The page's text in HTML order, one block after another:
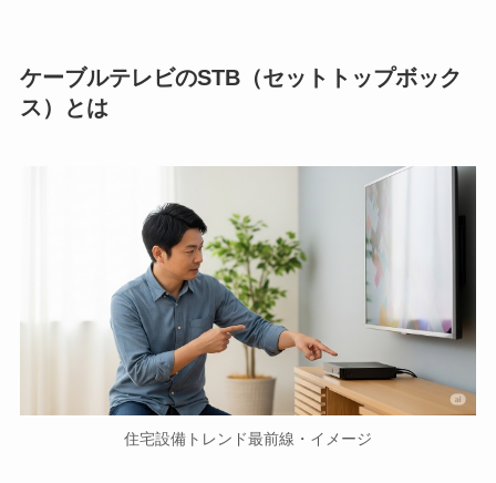
ケーブルテレビのSTB（セットトップボック
ス）とは
住宅設備トレンド最前線・イメージ